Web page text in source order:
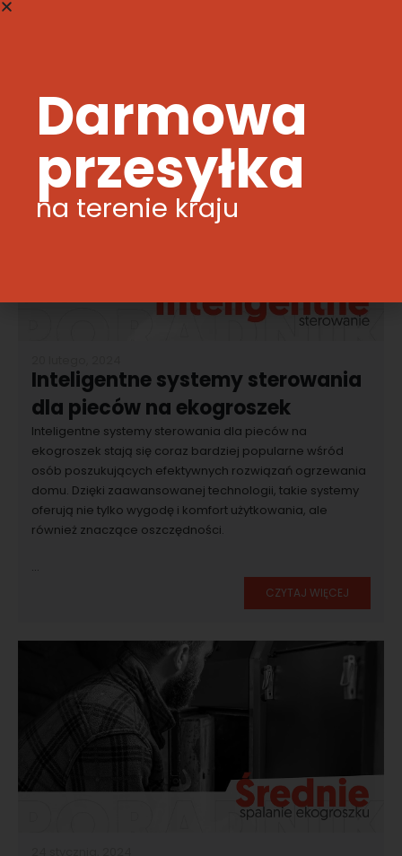
CZYTAJ WIĘCEJ
Inteligentne systemy sterowania
dla pieców na ekogroszek
Inteligentne systemy sterowania dla pieców na
ekogroszek stają się coraz bardziej popularne wśród
osób poszukujących efektywnych rozwiązań ogrzewania
domu. Dzięki zaawansowanej technologii, takie systemy
oferują nie tylko wygodę i komfort użytkowania, ale
również znaczące oszczędności.
...
CZYTAJ WIĘCEJ
Darmowa
przesyłka
na terenie kraju